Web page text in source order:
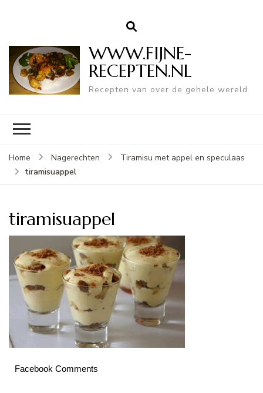
WWW.FIJNE-
RECEPTEN.NL
Recepten van over de gehele wereld
Home Nagerechten
Tiramisu met appel en speculaas
tiramisuappel
tiramisuappel
Facebook Comments